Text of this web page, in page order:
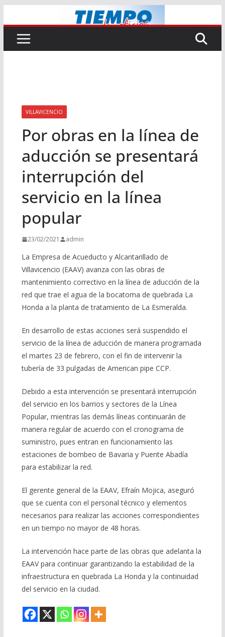
al
contenido
VILLAVICENCIO
Por obras en la línea de
aducción se presentará
interrupción del
servicio en la línea
popular
23/02/2021 admin
La Empresa de Acueducto y Alcantarillado de
Villavicencio (EAAV) avanza con las obras de
mantenimiento correctivo en la línea de aducción de la
red que trae el agua de la bocatoma de quebrada La
Honda a la planta de tratamiento de La Esmeralda.
En desarrollo de estas acciones será suspendido el
servicio de la línea de aducción de manera programada
el martes 23 de febrero, con el fin de intervenir la
tubería de 33 pulgadas de American pipe CCP.
Debido a esta intervención se presentará interrupción
del servicio en los barrios y sectores de la Línea
Popular, mientras las demás líneas continuarán de
manera regular de acuerdo con el cronograma de
suministro, pues entran en funcionamiento las
estaciones de bombeo de Bavaria y Puente Abadía
para estabilizar la red.
El gerente general de la EAAV, Efraín Mojica, aseguró
que se cuenta con el personal técnico y elementos
necesarios para realizar las acciones correspondientes
en un tiempo no mayor de 48 horas.
La intervención hace parte de las obras que adelanta la
EAAV para continuar garantizando la estabilidad de la
infraestructura en quebrada La Honda y la continuidad
del servicio en la ciudad.